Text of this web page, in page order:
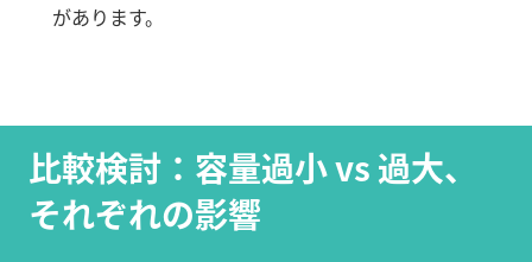
があります。
比較検討：容量過小 vs 過大、
それぞれの影響